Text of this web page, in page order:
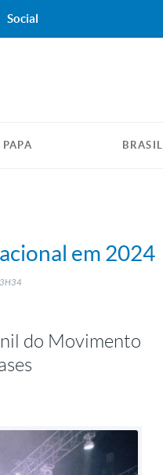
PAPA BRASIL
em 2024
do Movimento
Social